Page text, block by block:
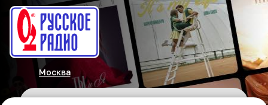
Москва